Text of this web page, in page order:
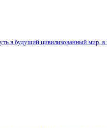
в будущий цивилизованный мир,